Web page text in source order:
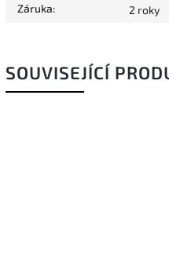
Záruka: 2 roky
SOUVISEJÍCÍ